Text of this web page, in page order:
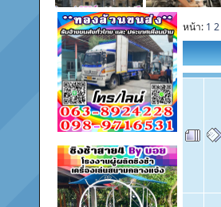
หน้า: 1 2